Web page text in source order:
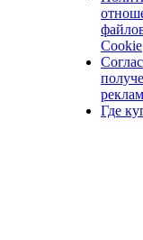
Cookie
Где